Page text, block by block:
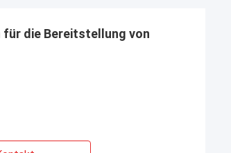
für die Bereitstellung von